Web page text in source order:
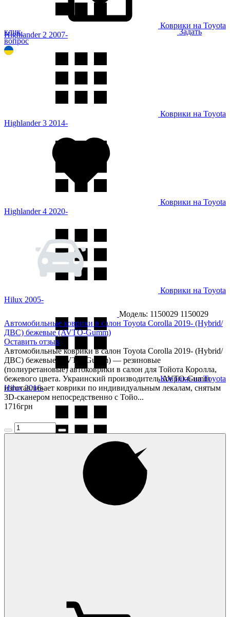
Коврики на Toyota
Highlander 2 2007-
Коврики на Toyota
Highlander 3 2014-
Коврики на Toyota
Highlander 4 2020-
Коврики на Toyota
Hilux 2005-
Коврики на Toyota
Hilux 2016-
Land Cruiser 100 1998-2007
клик
Задать
вопрос
Модель: 1150029 1150029
Автомобильные коврики в салон Toyota Corolla 2019- (Hybrid/
ДВС) бежевые (AVTO-Gumm)
Оставить отзыв
Автомобильные коврики в салон Toyota Corolla 2019- (Hybrid/
ДВС) бежевые (AVTO-Gumm) — резиновые
(полиуретановые) автоковрики в салон для Тойота Королла,
бежевого цвета. Украинский производитель AVTO-Gumm
изготавливает коврики по индивидуальным лекалам, снятым
3D-сканером непосредственно с Тойо...
1716грн